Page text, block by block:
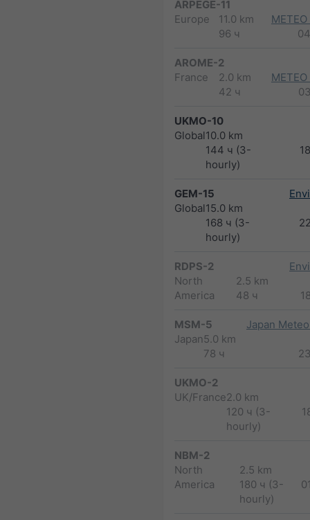
ARPEGE-11
Europe
11.0 km
96 ч
AROME-2
France
2.0 km
42 ч
UKMO-10
Global10.0 km
144 ч (3-
hourly)
GEM-15
Global15.0 km
168 ч (3-
hourly)
RDPS-2
North
America
2.5 km
48 ч
MSM-5
Japan5.0 km
78 ч
Japan
UKMO-2
UK/France2.0 km
120 ч (3-
hourly)
NBM-2
North
America
2.5 km
180 ч (3-
hourly)